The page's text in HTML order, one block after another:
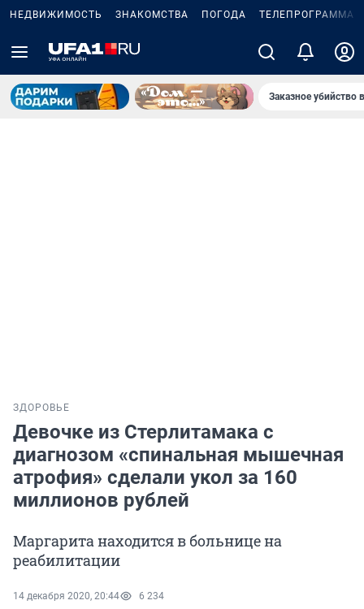
НЕДВИЖИМОСТЬ ЗНАКОМСТВА ПОГОДА ТЕЛЕПРОГРАММА
Заказное убийство
ЗДОРОВЬЕ
Девочке из Стерлитамака с
диагнозом «спинальная мышечная
атрофия» сделали укол за 160
миллионов рублей
Маргарита находится в больнице на
реабилитации
14 декабря 2020, 20:44 6 234